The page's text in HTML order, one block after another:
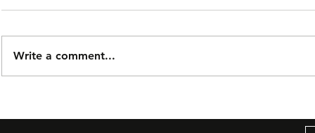
Dijual
Write a comment...